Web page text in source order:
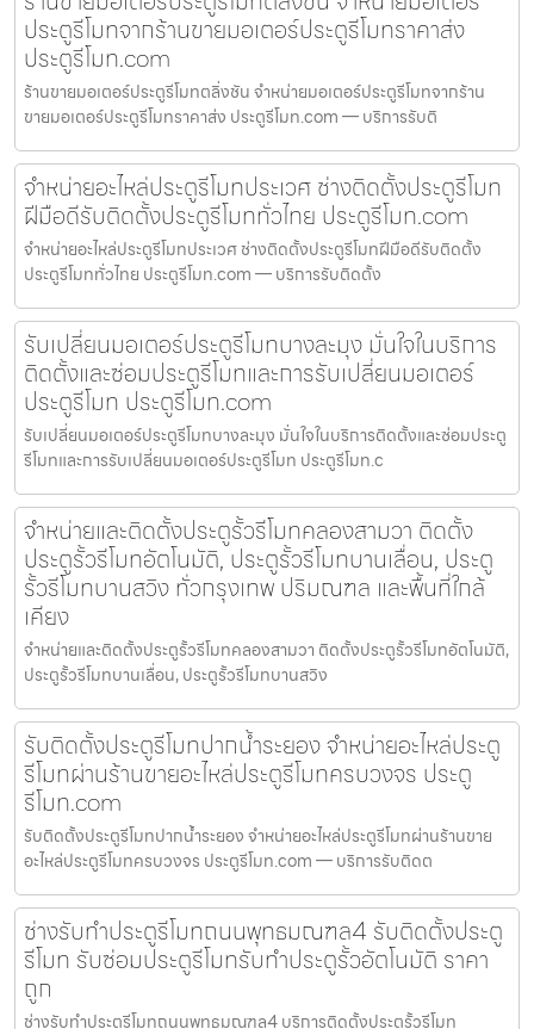
ประตูรีโมทจากร้านขายมอเตอร์ประตูรีโมทราคาส่ง
ประตูรีโมท.com
ร้านขายมอเตอร์ประตูรีโมทตลิ่งชัน จำหน่ายมอเตอร์ประตูรีโมทจากร้าน
ขายมอเตอร์ประตูรีโมทราคาส่ง ประตูรีโมท.com — บริการรับติ
จำหน่ายอะไหล่ประตูรีโมทประเวศ ช่างติดตั้งประตูรีโมท
ฝีมือดีรับติดตั้งประตูรีโมททั่วไทย ประตูรีโมท.com
จำหน่ายอะไหล่ประตูรีโมทประเวศ ช่างติดตั้งประตูรีโมทฝีมือดีรับติดตั้ง
ประตูรีโมททั่วไทย ประตูรีโมท.com — บริการรับติดตั้ง
รับเปลี่ยนมอเตอร์ประตูรีโมทบางละมุง มั่นใจในบริการ
ติดตั้งและซ่อมประตูรีโมทและการรับเปลี่ยนมอเตอร์
ประตูรีโมท ประตูรีโมท.com
รับเปลี่ยนมอเตอร์ประตูรีโมทบางละมุง มั่นใจในบริการติดตั้งและซ่อมประตู
รีโมทและการรับเปลี่ยนมอเตอร์ประตูรีโมท ประตูรีโมท.c
จำหน่ายและติดตั้งประตูรั้วรีโมทคลองสามวา ติดตั้ง
ประตูรั้วรีโมทอัตโนมัติ, ประตูรั้วรีโมทบานเลื่อน, ประตู
รั้วรีโมทบานสวิง ทั่วกรุงเทพ ปริมณฑล และพื้นที่ใกล้
เคียง
จำหน่ายและติดตั้งประตูรั้วรีโมทคลองสามวา ติดตั้งประตูรั้วรีโมทอัตโนมัติ,
ประตูรั้วรีโมทบานเลื่อน, ประตูรั้วรีโมทบานสวิง
รับติดตั้งประตูรีโมทปากน้ำระยอง จำหน่ายอะไหล่ประตู
รีโมทผ่านร้านขายอะไหล่ประตูรีโมทครบวงจร ประตู
รีโมท.com
รับติดตั้งประตูรีโมทปากน้ำระยอง จำหน่ายอะไหล่ประตูรีโมทผ่านร้านขาย
อะไหล่ประตูรีโมทครบวงจร ประตูรีโมท.com — บริการรับติดต
ช่างรับทำประตูรีโมทถนนพุทธมณฑล4 รับติดตั้งประตู
รีโมท รับซ่อมประตูรีโมทรับทำประตูรั้วอัตโนมัติ ราคา
ถูก
ช่างรับทำประตูรีโมทถนนพุทธมณฑล4 บริการติดตั้งประตูรั้วรีโมท